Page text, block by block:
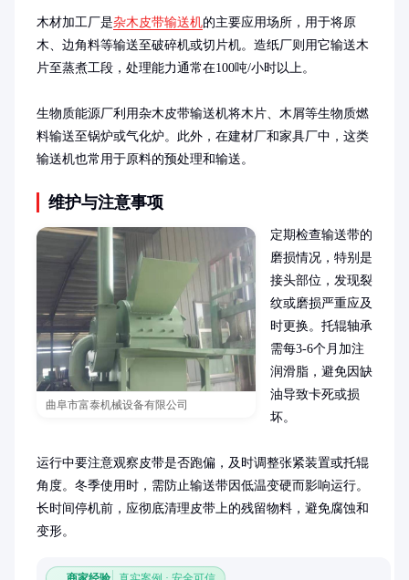
木材加工厂是杂木皮带输送机的主要应用场所，用于将原
木、边角料等输送至破碎机或切片机。造纸厂则用它输送木
片至蒸煮工段，处理能力通常在100吨/小时以上。
生物质能源厂利用杂木皮带输送机将木片、木屑等生物质燃
料输送至锅炉或气化炉。此外，在建材厂和家具厂中，这类
输送机也常用于原料的预处理和输送。
维护与注意事项
曲阜市富泰机械设备有限公司
定期检查输送带的
磨损情况，特别是
接头部位，发现裂
纹或磨损严重应及
时更换。托辊轴承
需每3-6个月加注
润滑脂，避免因缺
油导致卡死或损
坏。
运行中要注意观察皮带是否跑偏，及时调整张紧装置或托辊
角度。冬季使用时，需防止输送带因低温变硬而影响运行。
长时间停机前，应彻底清理皮带上的残留物料，避免腐蚀和
变形。